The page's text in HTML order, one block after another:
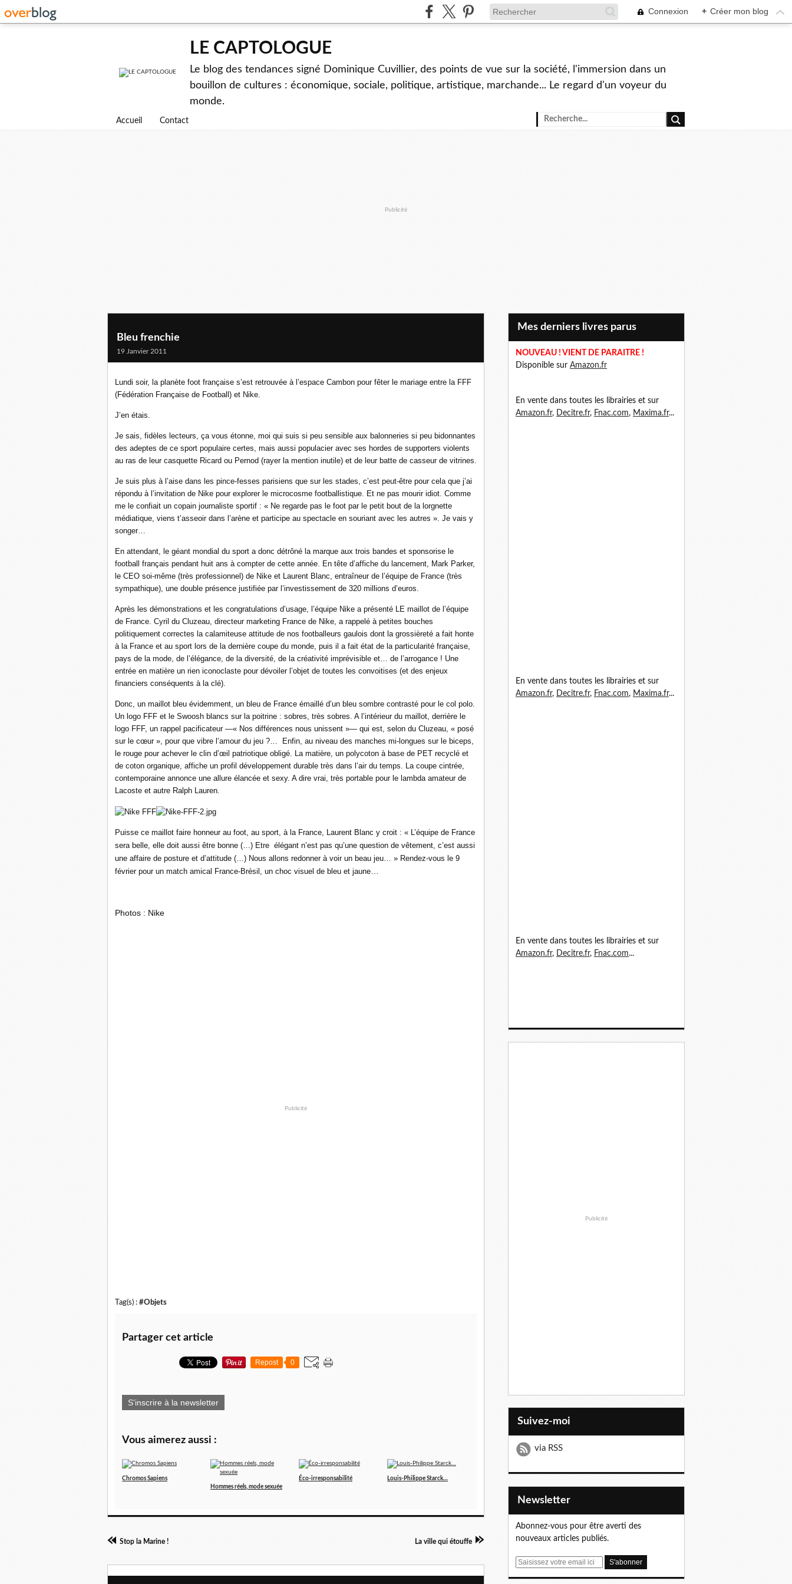
Connexion + Créer mon blog
LE CAPTOLOGUE
Le blog des tendances signé Dominique Cuvillier, des points de vue sur la société, l'immersion dans un
bouillon de cultures : économique, sociale, politique, artistique, marchande... Le regard d'un voyeur du
monde.
Accueil Contact
Publicité
Bleu frenchie
19 Janvier 2011
Lundi soir, la planète foot française s’est retrouvée à l’espace Cambon pour fêter le mariage entre la FFF
(Fédération Française de Football) et Nike.
J’en étais.
Je sais, fidèles lecteurs, ça vous étonne, moi qui suis si peu sensible aux balonneries si peu bidonnantes
des adeptes de ce sport populaire certes, mais aussi populacier avec ses hordes de supporters violents
au ras de leur casquette Ricard ou Pernod (rayer la mention inutile) et de leur batte de casseur de vitrines.
Je suis plus à l’aise dans les pince-fesses parisiens que sur les stades, c’est peut-être pour cela que j’ai
répondu à l’invitation de Nike pour explorer le microcosme footballistique. Et ne pas mourir idiot. Comme
me le confiait un copain journaliste sportif : « Ne regarde pas le foot par le petit bout de la lorgnette
médiatique, viens t’asseoir dans l’arène et participe au spectacle en souriant avec les autres ». Je vais y
songer…
En attendant, le géant mondial du sport a donc détrôné la marque aux trois bandes et sponsorise le
football français pendant huit ans à compter de cette année. En tête d’affiche du lancement, Mark Parker,
le CEO soi-même (très professionnel) de Nike et Laurent Blanc, entraîneur de l’équipe de France (très
sympathique), une double présence justifiée par l’investissement de 320 millions d’euros.
Après les démonstrations et les congratulations d’usage, l’équipe Nike a présenté LE maillot de l’équipe
de France. Cyril du Cluzeau, directeur marketing France de Nike, a rappelé à petites bouches
politiquement correctes la calamiteuse attitude de nos footballeurs gaulois dont la grossièreté a fait honte
à la France et au sport lors de la dernière coupe du monde, puis il a fait état de la particularité française,
pays de la mode, de l’élégance, de la diversité, de la créativité imprévisible et… de l’arrogance ! Une
entrée en matière un rien iconoclaste pour dévoiler l’objet de toutes les convoitises (et des enjeux
financiers conséquents à la clé).
Donc, un maillot bleu évidemment, un bleu de France émaillé d’un bleu sombre contrasté pour le col polo.
Un logo FFF et le Swoosh blancs sur la poitrine : sobres, très sobres. A l’intérieur du maillot, derrière le
logo FFF, un rappel pacificateur —« Nos différences nous unissent »— qui est, selon du Cluzeau, « posé
sur le cœur », pour que vibre l’amour du jeu ?…
Enfin, au niveau des manches mi-longues sur le biceps,
le rouge pour achever le clin d’œil patriotique obligé. La matière, un polycoton à base de PET recyclé et
de coton organique, affiche un profil développement durable très dans l’air du temps. La coupe cintrée,
contemporaine annonce une allure élancée et sexy. A dire vrai, très portable pour le lambda amateur de
Lacoste et autre Ralph Lauren.
Puisse ce maillot faire honneur au foot, au sport, à la France, Laurent Blanc y croit : « L’équipe de France
sera belle, elle doit aussi être bonne (…) Etre élégant n’est pas qu’une question de vêtement, c’est aussi
une affaire de posture et d’attitude (…) Nous allons redonner à voir un beau jeu… » Rendez-vous le 9
février pour un match amical France-Brésil, un choc visuel de bleu et jaune
Photos : Nike
Publicité
Tag(s) : #Objets
Partager cet article
Repost 0
S'inscrire à la newsletter
Vous aimerez aussi :
Chromos Sapiens
Hommes réels, mode sexuée
Éco-irresponsabilité Louis-Philippe Starck…
Stop la Marine ! La ville qui étouffe
Mes derniers livres parus
NOUVEAU ! VIENT DE PARAITRE !
Disponible sur Amazon.fr
En vente dans toutes les librairies et sur
Amazon.fr, Decitre.fr, Fnac.com, Maxima.fr...
En vente dans toutes les librairies et sur
Amazon.fr, Decitre.fr, Fnac.com, Maxima.fr...
En vente dans toutes les librairies et sur
Amazon.fr, Decitre.fr, Fnac.com...
Publicité
Suivez-moi
via RSS
Newsletter
Abonnez-vous pour être averti des
nouveaux articles publiés.
E